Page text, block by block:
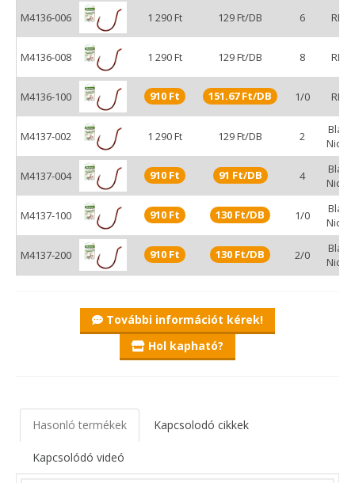
M4136-006 1 290 Ft 129 Ft/DB 6 RED
M4136-008 1 290 Ft 129 Ft/DB 8 RED
M4136-100 910 Ft 151.67 Ft/DB 1/0 RED
M4137-002 1 290 Ft 129 Ft/DB 2
Black
Nickel
M4137-004 910 Ft 91 Ft/DB 4
Black
Nickel
M4137-100 910 Ft 130 Ft/DB 1/0
Black
Nickel
M4137-200 910 Ft 130 Ft/DB 2/0
Black
Nickel
További információt kérek!
Hol kapható?
Hasonló termékek Kapcsolodó cikkek
Kapcsolódó videó